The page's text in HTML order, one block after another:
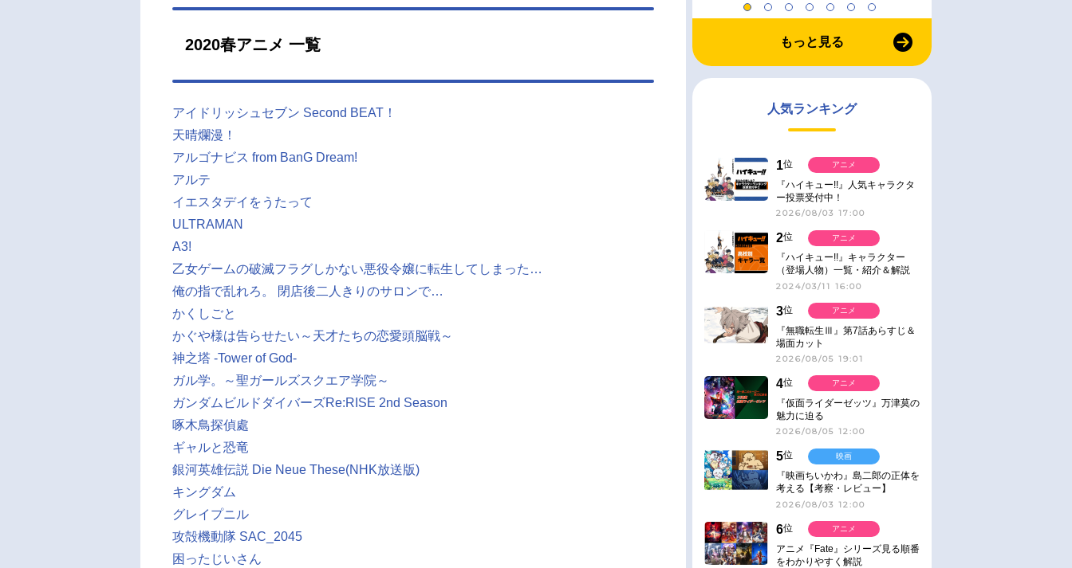
2020春アニメ 一覧
アイドリッシュセブン Second BEAT！
天晴爛漫！
アルゴナビス from BanG Dream!
アルテ
イエスタデイをうたって
ULTRAMAN
A3!
乙女ゲームの破滅フラグしかない悪役令嬢に転生してしまった…
俺の指で乱れろ。 閉店後二人きりのサロンで…
かくしごと
かぐや様は告らせたい～天才たちの恋愛頭脳戦～
神之塔 -Tower of God-
ガル学。～聖ガールズスクエア学院～
ガンダムビルドダイバーズRe:RISE 2nd Season
啄木鳥探偵處
ギャルと恐竜
銀河英雄伝説 Die Neue These(NHK放送版)
キングダム
グレイプニル
攻殻機動隊 SAC_2045
困ったじいさん
もっと見る
人気ランキング
1位
『ハイキュー!!』人気キャラクタ
ー投票受付中！
2026/08/03 17:00
アニメ
2位
『ハイキュー!!』キャラクター
（登場人物）一覧・紹介＆解説
2024/03/11 16:00
アニメ
3位
『無職転生Ⅲ』第7話あらすじ＆
場面カット
2026/08/05 19:01
アニメ
4位
『仮面ライダーゼッツ』万津莫の
魅力に迫る
2026/08/05 12:00
アニメ
5位
『映画ちいかわ』島二郎の正体を
考える【考察・レビュー】
2026/08/03 12:00
映画
6位
アニメ『Fate』シリーズ見る順番
をわかりやすく解説
アニメ